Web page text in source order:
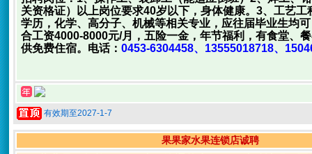
关资格证）以上岗位要求40岁以下，身体健康。3、工艺工
学历，化学、高分子、机械等相关专业，应往届毕业生均
合工资4000-8000元/月，五险一金，年节福利，有食堂、
供免费住宿。电话： 0453-6304458、13555018718、
有效期至2027-1-7
果果家水果连锁店诚聘